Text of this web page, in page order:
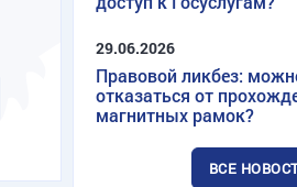
29.06.2026
Правовой ликбез:
отказаться от
магнитных рамок?
ВСЕ